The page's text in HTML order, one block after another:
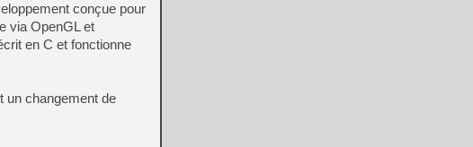
conçue pour
via OpenGL et
en C et fonctionne
un changement de